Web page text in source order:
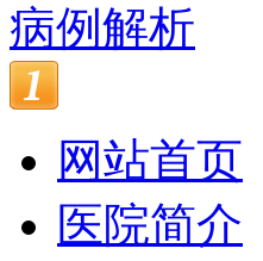
病例解析
网站首页
医院简介